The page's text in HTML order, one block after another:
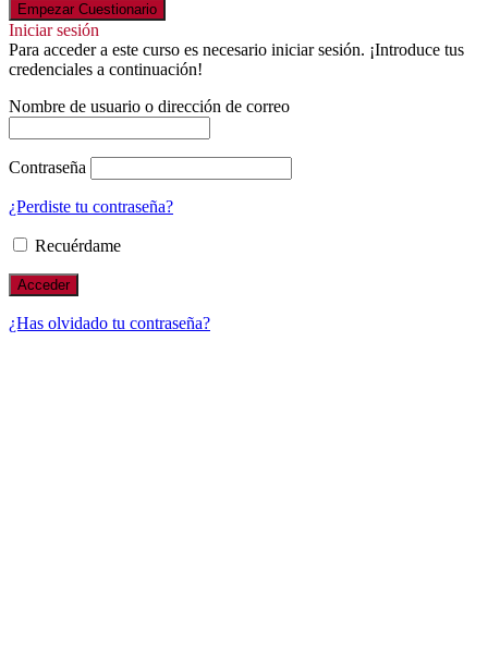
Iniciar sesión
Para acceder a este curso es necesario iniciar sesión. ¡Introduce tus
credenciales a continuación!
Nombre de usuario o dirección de correo
Contraseña
¿Perdiste tu contraseña?
Recuérdame
¿Has olvidado tu contraseña?